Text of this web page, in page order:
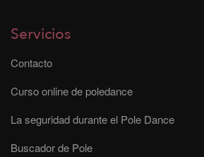
Servicios
Contacto
Curso online de poledance
La seguridad durante el Pole Dance
Buscador de Pole